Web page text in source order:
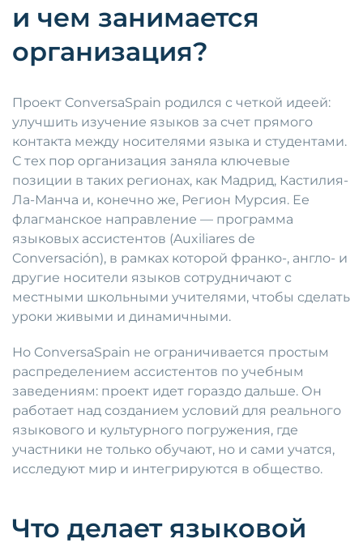
и чем занимается
организация?
Проект ConversaSpain родился с четкой идеей:
улучшить изучение языков за счет прямого
контакта между носителями языка и студентами.
С тех пор организация заняла ключевые
позиции в таких регионах, как Мадрид, Кастилия-
Ла-Манча и, конечно же, Регион Мурсия. Ее
флагманское направление — программа
языковых ассистентов (Auxiliares de
Conversación), в рамках которой франко-, англо- и
другие носители языков сотрудничают с
местными школьными учителями, чтобы сделать
уроки живыми и динамичными.
Но ConversaSpain не ограничивается простым
распределением ассистентов по учебным
заведениям: проект идет гораздо дальше. Он
работает над созданием условий для реального
языкового и культурного погружения, где
участники не только обучают, но и сами учатся,
исследуют мир и интегрируются в общество.
Что делает языковой